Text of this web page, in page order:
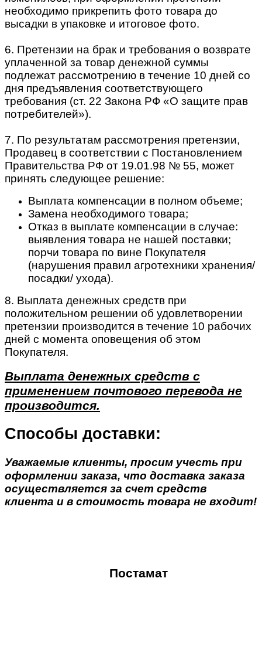
необходимо прикрепить фото товара до
высадки в упаковке и итоговое фото.
6. Претензии на брак и требования о возврате
уплаченной за товар денежной суммы
подлежат рассмотрению в течение 10 дней со
дня предъявления соответствующего
требования (ст. 22 Закона РФ «О защите прав
потребителей»).
7. По результатам рассмотрения претензии,
Продавец в соответствии с Постановлением
Правительства РФ от 19.01.98 № 55, может
принять следующее решение:
Выплата компенсации в полном объеме;
Замена необходимого товара;
Отказ в выплате компенсации в случае:
выявления товара не нашей поставки;
порчи товара по вине Покупателя
(нарушения правил агротехники хранения/
посадки/ ухода).
8. Выплата денежных средств при
положительном решении об удовлетворении
претензии производится в течение 10 рабочих
дней с момента оповещения об этом
Покупателя.
Выплата денежных средств с
применением почтового перевода не
производится.
Способы доставки:
Уважаемые клиенты, просим учесть при
оформлении заказа, что доставка заказа
осуществляется за счет средств
клиента и в стоимость товара не входит!
Постамат